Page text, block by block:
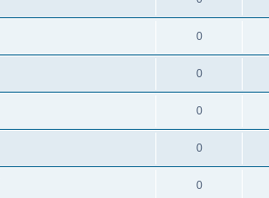
0
0
0
0
0